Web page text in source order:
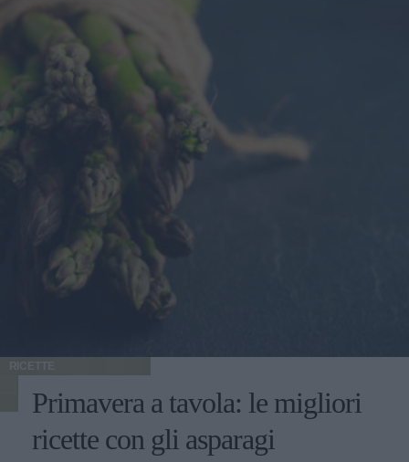
RICETTE
Primavera a tavola: le migliori
ricette con gli asparagi